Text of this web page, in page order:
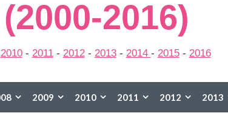
2016)
2010- 2011- 2012- 2013- 2014 - 2015- 2016
2009 2010 2011 2012 2013